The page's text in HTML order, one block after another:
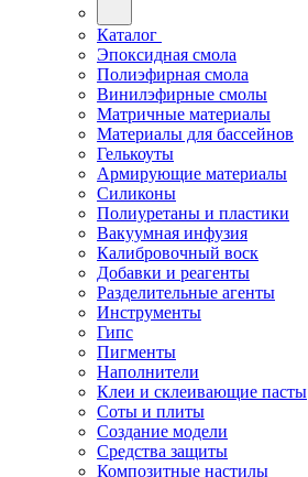
Каталог
Эпоксидная смола
Полиэфирная смола
Винилэфирные смолы
Матричные материалы
Материалы для бассейнов
Гелькоуты
Армирующие материалы
Силиконы
Полиуретаны и пластики
Вакуумная инфузия
Калибровочный воск
Добавки и реагенты
Разделительные агенты
Инструменты
Гипс
Пигменты
Наполнители
Клеи и склеивающие пасты
Соты и плиты
Создание модели
Средства защиты
Композитные настилы